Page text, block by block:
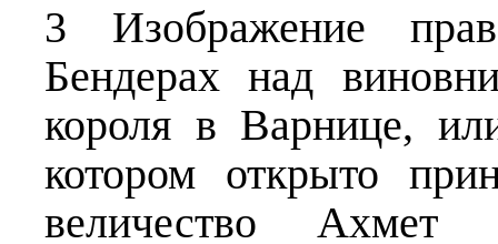
3 Изображение
Бендерах над
короля в Варнице,
котором открыто
величество